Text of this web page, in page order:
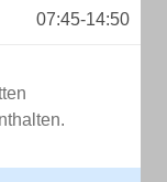
07:45-14:50